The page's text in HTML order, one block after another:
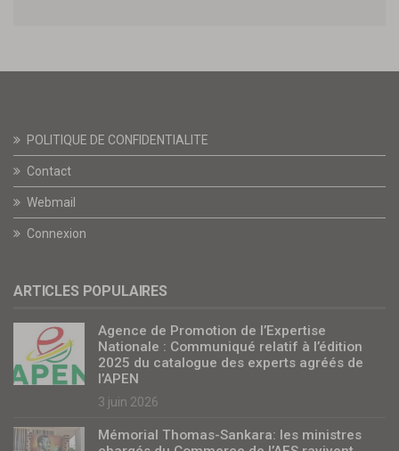
POLITIQUE DE CONFIDENTIALITE
Contact
Webmail
Connexion
ARTICLES POPULAIRES
Agence de Promotion de l’Expertise
Nationale : Communiqué relatif à l’édition
2025 du catalogue des experts agréés de
l’APEN
3 juin 2026
Mémorial Thomas-Sankara: les ministres